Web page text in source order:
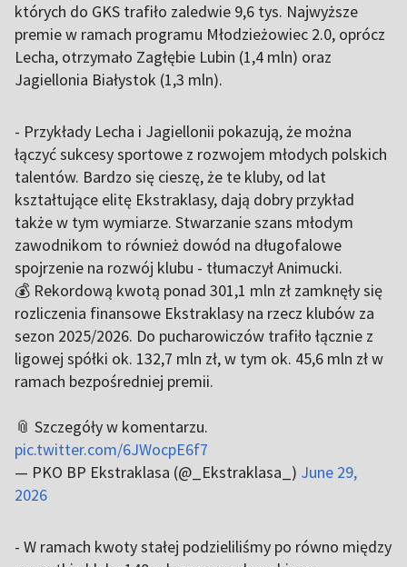
których do GKS trafiło zaledwie 9,6 tys. Najwyższe
premie w ramach programu Młodzieżowiec 2.0, oprócz
Lecha, otrzymało Zagłębie Lubin (1,4 mln) oraz
Jagiellonia Białystok (1,3 mln).
- Przykłady Lecha i Jagiellonii pokazują, że można
łączyć sukcesy sportowe z rozwojem młodych polskich
talentów. Bardzo się cieszę, że te kluby, od lat
kształtujące elitę Ekstraklasy, dają dobry przykład
także w tym wymiarze. Stwarzanie szans młodym
zawodnikom to również dowód na długofalowe
spojrzenie na rozwój klubu - tłumaczył Animucki.
💰 Rekordową kwotą ponad 301,1 mln zł zamknęły się
rozliczenia finansowe Ekstraklasy na rzecz klubów za
sezon 2025/2026. Do pucharowiczów trafiło łącznie z
ligowej spółki ok. 132,7 mln zł, w tym ok. 45,6 mln zł w
ramach bezpośredniej premii.
📎 Szczegóły w komentarzu.
pic.twitter.com/6JWocpE6f7
— PKO BP Ekstraklasa (@_Ekstraklasa_) June 29,
2026
- W ramach kwoty stałej podzieliliśmy po równo między